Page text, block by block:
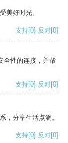
美好时光。
支持[0] 反对[0]
全性的连接，并帮
支持[0] 反对[0]
，分享生活点滴。
支持[0] 反对[0]